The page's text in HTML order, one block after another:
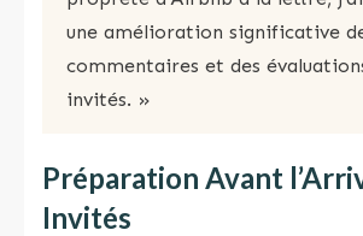
une amélioration significative
commentaires et des
invités. »
Préparation Avant
Invités